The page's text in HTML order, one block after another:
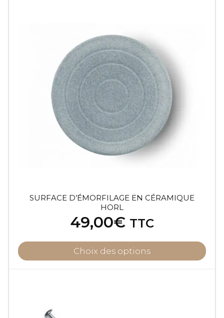
SURFACE D’ÉMORFILAGE EN CÉRAMIQUE
HORL
49,00€ TTC
Choix des options